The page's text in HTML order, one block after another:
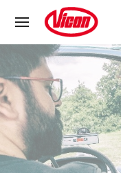
Cookies beheer paneel